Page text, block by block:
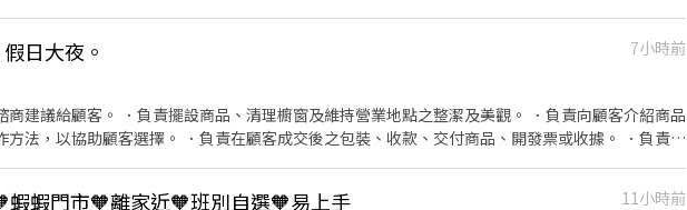
境整理、清潔 ✔ 需自備機車，可配合單日跑點（距離 ＜10km） ⏰ 工作時間 固定早班｜07:00–
班｜17:30–23:30（每日排 2–5H） 固定夜班｜23:30–03:30 🗓 排班方式 ✔ 含假日｜週排 3–5 天 ––
點自選｜目前缺額如下 🔹 大園區 🏪 大園菓林店｜菓林路145號1樓 🏪 大園新興店｜新興路139號1
路14號1樓 ⭐ 大園環區西－智取店｜環區西路571號1樓 📦 大園田心－寄件店｜大觀路428號1樓 🔹
松勇路198號1樓 ⭐ 中壢中原－智取店｜中北路40號1
路一段53號1樓 ⭐ 中壢後寮－智取店｜後寮一路323號1樓 ⭐ 中壢復強－智取店｜復華街191號與
｜中正路四段127號1樓 ⭐ 中壢健行－智取店｜健行路218號1樓 ⭐ 中壢榮安－智取店｜榮安十三街
日大夜。
7小時前
商建議給顧客。 ．負責擺設商品、清理櫥窗及維持營業地點之整潔及美觀。 ．負責向顧客介紹商品
法，以協助顧客選擇。 ．負責在顧客成交後之包裝、收款、交付商品、開發票或收據。 ．負責在
蝦門市🧡離家近🧡班別自選🧡易上手
11小時前